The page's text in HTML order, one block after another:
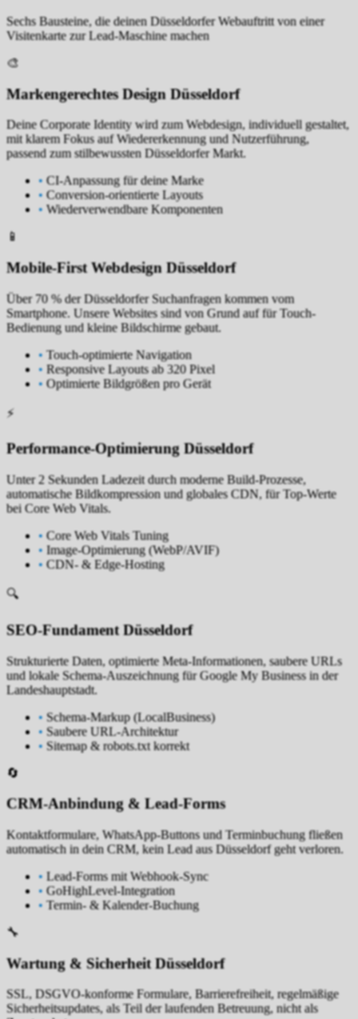
Sechs Bausteine, die deinen Düsseldorfer Webauftritt von einer
Visitenkarte zur Lead-Maschine machen
🎨
Markengerechtes Design Düsseldorf
Deine Corporate Identity wird zum Webdesign, individuell gestaltet,
mit klarem Fokus auf Wiedererkennung und Nutzerführung,
passend zum stilbewussten Düsseldorfer Markt.
•CI-Anpassung für deine Marke
•Conversion-orientierte Layouts
• Wiederverwendbare Komponenten
📱
Mobile-First Webdesign Düsseldorf
Über 70 % der Düsseldorfer Suchanfragen kommen vom
Smartphone. Unsere Websites sind von Grund auf für Touch-
Bedienung und kleine Bildschirme gebaut.
•Touch-optimierte Navigation
• Responsive Layouts ab 320 Pixel
•Optimierte Bildgrößen pro Gerät
⚡
Performance-Optimierung Düsseldorf
Unter 2 Sekunden Ladezeit durch moderne Build-Prozesse,
automatische Bildkompression und globales CDN, für Top-Werte
bei Core Web Vitals.
•Core Web Vitals Tuning
• Image-Optimierung (WebP/AVIF)
•CDN- & Edge-Hosting
🔍
SEO-Fundament Düsseldorf
Strukturierte Daten, optimierte Meta-Informationen, saubere URLs
und lokale Schema-Auszeichnung für Google My Business in der
Landeshauptstadt.
• Schema-Markup (LocalBusiness)
• Saubere URL-Architektur
• Sitemap & robots.txt korrekt
🔄
CRM-Anbindung & Lead-Forms
Kontaktformulare, WhatsApp-Buttons und Terminbuchung fließen
automatisch in dein CRM, kein Lead aus Düsseldorf geht verloren.
• Lead-Forms mit Webhook-Sync
•GoHighLevel-Integration
•Termin- & Kalender-Buchung
🔧
Wartung & Sicherheit Düsseldorf
SSL, DSGVO-konforme Formulare, Barrierefreiheit, regelmäßige
Sicherheitsupdates, als Teil der laufenden Betreuung, nicht als